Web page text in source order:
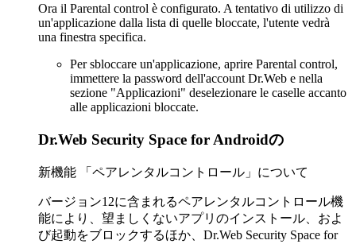
Ora il Parental control è configurato. A tentativo di utilizzo di
un'applicazione dalla lista di quelle bloccate, l'utente vedrà
una finestra specifica.
Per sbloccare un'applicazione, aprire Parental control,
immettere la password dell'account Dr.Web e nella
sezione "Applicazioni" deselezionare le caselle accanto
alle applicazioni bloccate.
Dr.Web Security Space for Androidの
新機能 「ペアレンタルコントロール」について
バージョン12に含まれるペアレンタルコントロール機
能により、望ましくないアプリのインストール、およ
び起動をブロックするほか、Dr.Web Security Space for